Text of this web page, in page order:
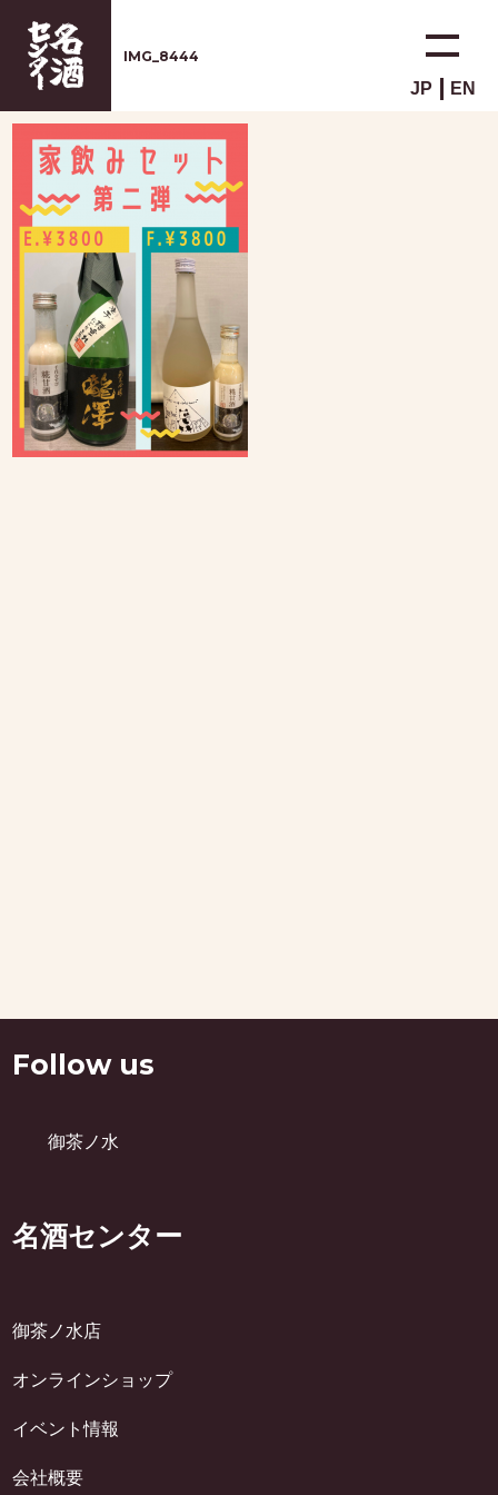
IMG_8444
JP EN
Follow us
御茶ノ水
名酒センター
御茶ノ水店
オンラインショップ
イベント情報
会社概要